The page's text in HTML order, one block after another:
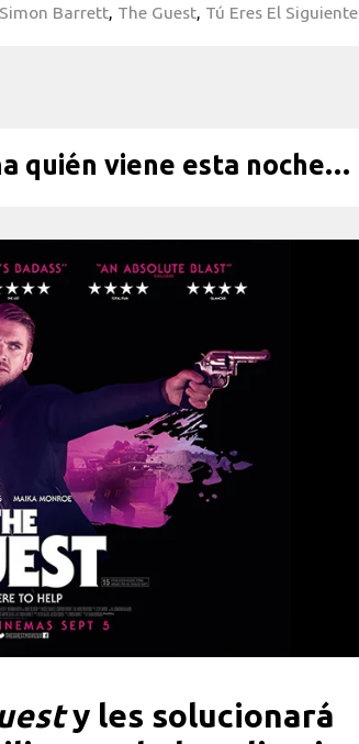
Simon Barrett, The Guest, Tú Eres El Siguiente
quién viene esta noche…
y les solucionará